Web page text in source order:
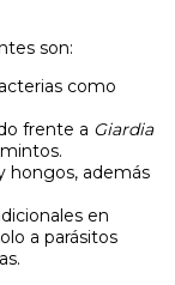
son:
como
frente a Giardia
hongos, además
en
a parásitos